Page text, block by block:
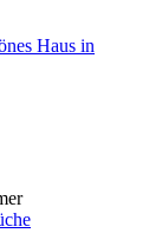
Haus in